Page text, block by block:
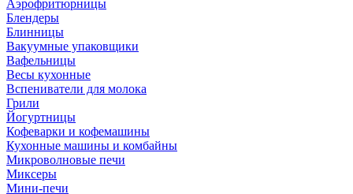
Аэрофритюрницы
Блендеры
Блинницы
Вакуумные упаковщики
Вафельницы
Весы кухонные
Вспениватели для молока
Грили
Йогуртницы
Кофеварки и кофемашины
Кухонные машины и комбайны
Микроволновые печи
Миксеры
Мини-печи